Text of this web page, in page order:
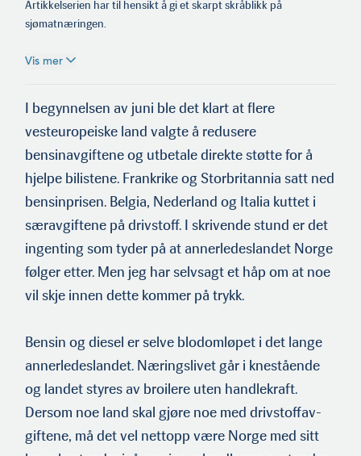
Artikkelserien har til hensikt å gi et skarpt skråblikk på
sjømatnæringen.
Vis mer
I begynnelsen av juni ble det klart at flere
vesteuropeiske land valgte å redusere
bensinavgiftene og utbetale direkte støtte for å
hjelpe bilistene. Frankrike og Storbritannia satt ned
bensin­prisen. Belgia, Nederland og Italia kuttet i
særavgiftene på drivstoff. I skrivende stund er det
ingenting som tyder på at annerledeslandet Norge
følger etter. Men jeg har selvsagt et håp om at noe
vil skje innen dette kommer på trykk.
Bensin og diesel er selve blodomløpet i det lange
annerledeslan­det. Næringslivet går i knestående
og landet styres av broilere uten handlekraft.
Dersom noe land skal gjøre noe med drivstoffav­
giftene, må det vel nettopp være Norge med sitt